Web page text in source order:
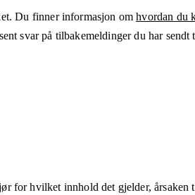
Du finner informasjon omhvordan du
svar på tilbakemeldinger du har sendt
for hvilket innhold det gjelder,